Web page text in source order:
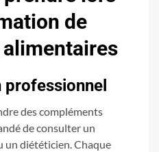
de
professionnel
des compléments
de consulter un
un diététicien. Chaque